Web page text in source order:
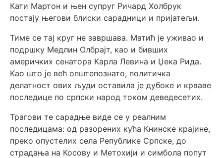
Кати Мартон и њен супруг Ричард Холбрук
постају његови блиски сарадници и пријатељи.
Тиме се тај круг не завршава. Матић је уживао и
подршку Медлин Олбрајт, као и бивших
америчких сенатора Карла Левина и Џека Рида.
Као што је већ општепознато, политичка
делатност ових људи оставила је дубоке и крваве
последице по српски народ током деведесетих.
Трагови те сарадње виде се у реалним
последицама: од разорених кућа Книнске крајине,
преко опустелих села Републике Српске, до
страдања на Косову и Метохији и симбола попут